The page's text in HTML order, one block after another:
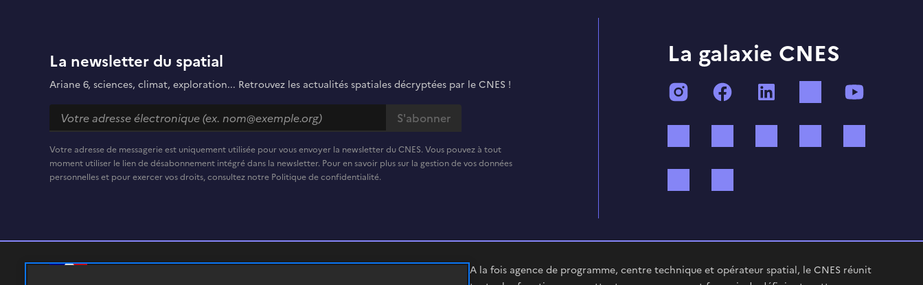
La newsletter du spatial
Ariane 6, sciences, climat, exploration... Retrouvez les actualités spatiales décryptées par le CNES !
Votre adresse de messagerie est uniquement utilisée pour vous envoyer la newsletter du CNES. Vous pouvez à tout
moment utiliser le lien de désabonnement intégré dans la newsletter. Pour en savoir plus sur la gestion de vos données
personnelles et pour exercer vos droits, consultez notre Politique de confidentialité.
La galaxie CNES
InstagramFacebook TikTok
A la fois agence de programme, centre technique et opérateur spatial, le CNES réunit